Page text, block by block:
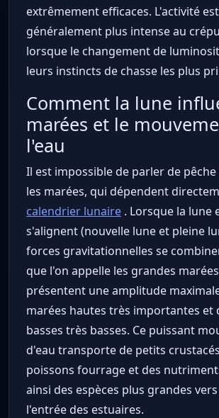
extrêmement efficaces. L'activité est
généralement plus intense au
lorsque le changement de
leurs instincts de chasse les plus
Comment la lune
marées et le
l'eau
Il est impossible de parler de
les marées, qui dépendent
calendrier lunaire . Lorsque la lune
s'alignent (nouvelle lune et pleine
forces gravitationnelles se
que l'on appelle les grandes
présentent une amplitude
marées hautes très importantes et
basses très basses. Ce puissant
d'eau transporte de petits
poissons fourrage et des
ainsi des espèces plus grandes
l'entrée des estuaires.